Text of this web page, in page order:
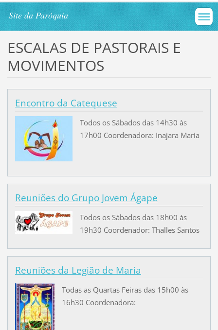
Site da Paróquia
ESCALAS DE PASTORAIS E
MOVIMENTOS
Encontro da Catequese
Todos os Sábados das 14h30 às
17h00 Coordenadora: Inajara Maria
Reuniões do Grupo Jovem Ágape
Todos os Sábados das 18h00 às
19h30 Coordenador: Thalles Santos
Reuniões da Legião de Maria
Todas as Quartas Feiras das 15h00 às
16h30 Coordenadora: